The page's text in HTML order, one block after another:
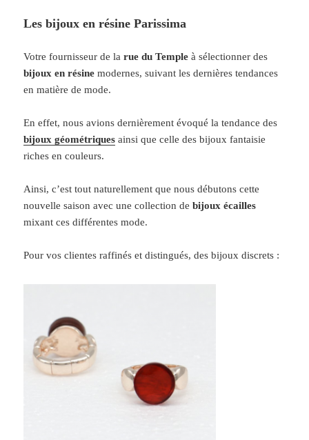
Les bijoux en résine Parissima
Votre fournisseur de la rue du Temple à sélectionner des
bijoux en résine modernes, suivant les dernières tendances
en matière de mode.
En effet, nous avions dernièrement évoqué la tendance des
bijoux géométriques ainsi que celle des bijoux fantaisie
riches en couleurs.
Ainsi, c’est tout naturellement que nous débutons cette
nouvelle saison avec une collection debijoux écailles
mixant ces différentes mode.
Pour vos clientes raffinés et distingués, des bijoux discrets :